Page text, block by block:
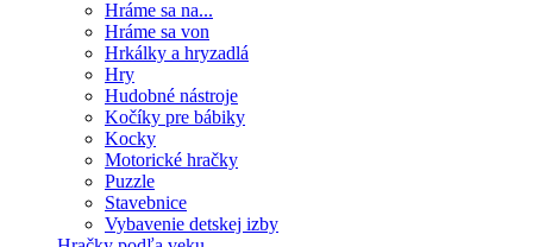
Hráme sa na...
Hráme sa von
Hrkálky a hryzadlá
Hry
Hudobné nástroje
Kočíky pre bábiky
Kocky
Motorické hračky
Puzzle
Stavebnice
Vybavenie detskej izby